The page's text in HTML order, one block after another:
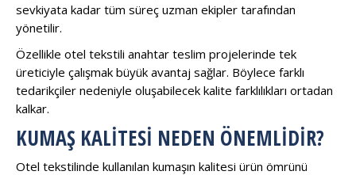
sevkiyata kadar tüm süreç uzman ekipler tarafından
yönetilir.
Özellikle otel tekstili anahtar teslim projelerinde tek
üreticiyle çalışmak büyük avantaj sağlar. Böylece farklı
tedarikçiler nedeniyle oluşabilecek kalite farklılıkları ortadan
kalkar.
KUMAŞ KALITESI NEDEN ÖNEMLIDIR?
Otel tekstilinde kullanılan kumaşın kalitesi ürün ömrünü